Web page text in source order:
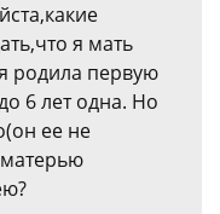
я мать
родила первую
6 лет одна. Но
ее не